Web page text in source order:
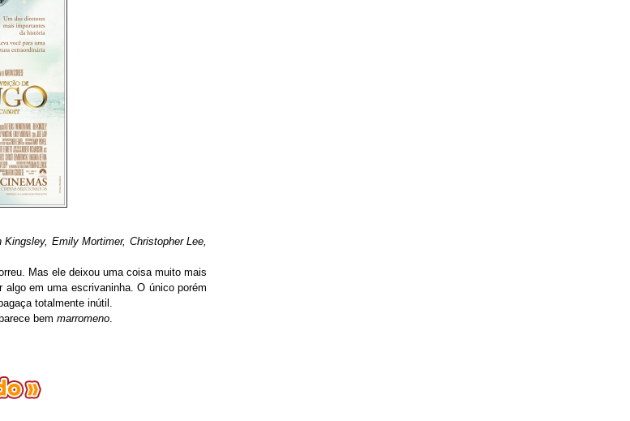
Emily Mortimer, Christopher Lee,
Mas ele deixou uma coisa muito mais
algo em uma escrivaninha. O único porém
totalmente inútil.
bem marromeno.